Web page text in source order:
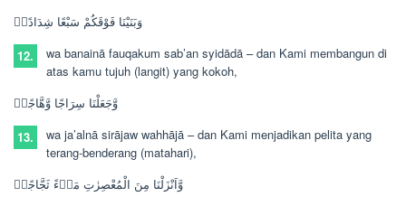
وَبَنَيْنَا فَوْقَكُمْ سَبْعًا شِدَادًاۙ
12.
wa banainā fauqakum sab’an syidādā –dan Kami membangun di
atas kamu tujuh (langit) yang kokoh,
وَّجَعَلْنَا سِرَاجًا وَّهَّاجًاۖ
13.
wa ja’alnā sirājaw wahhājā –dan Kami menjadikan pelita yang
terang-benderang (matahari),
وَّاَنْزَلْنَا مِنَ الْمُعْصِرٰتِ مَاۤءً ثَجَّاجًاۙ